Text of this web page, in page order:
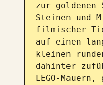
zur goldenen
Steinen und
filmischer
auf einen
kleinen
dahinter
LEGO-